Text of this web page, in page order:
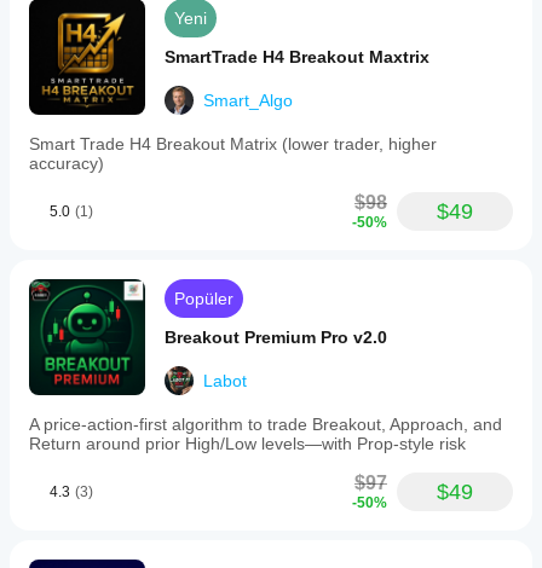
Yeni
SmartTrade H4 Breakout Maxtrix
Smart_Algo
Smart Trade H4 Breakout Matrix (lower trader, higher
accuracy)
5.0 (1) $98
-50% $49
Popüler
Breakout Premium Pro v2.0
Labot
A price-action-first algorithm to trade Breakout, Approach, and
Return around prior High/Low levels—with Prop-style risk
4.3 (3) $97
-50% $49